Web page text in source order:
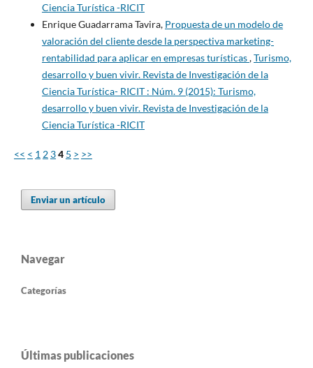
Ciencia Turística -RICIT
Enrique Guadarrama Tavira, Propuesta de un modelo de
valoración del cliente desde la perspectiva marketing-
rentabilidad para aplicar en empresas turísticas,Turismo,
desarrollo y buen vivir. Revista de Investigación de la
Ciencia Turística- RICIT : Núm. 9 (2015): Turismo,
desarrollo y buen vivir. Revista de Investigación de la
Ciencia Turística -RICIT
<< < 1 2 34 5 > >>
Enviar un artículo
Navegar
Categorías
Últimas publicaciones